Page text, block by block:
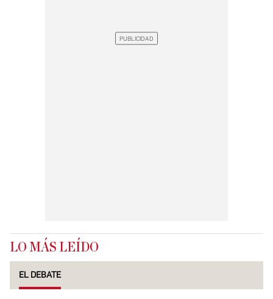
LO MÁS LEÍDO
EL DEBATE